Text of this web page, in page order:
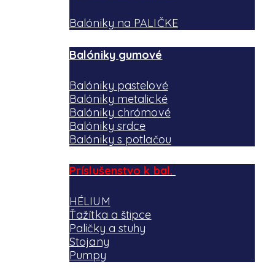
Balóniky na PALIČKE
Balóniky gumové
Balóniky pastelové
Balóniky metalické
Balóniky chrómové
Balóniky srdce
Balóniky s potlačou
Príslušenstvo k bal.
HÉLIUM
Ťažítka a štipce
Paličky a stuhy
Stojany
Pumpy